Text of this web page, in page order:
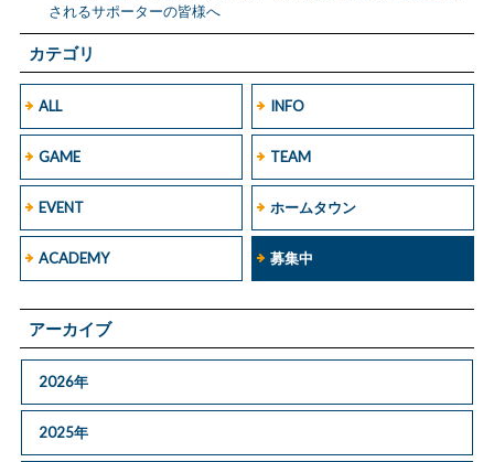
カテゴリ
ALL INFO
GAME TEAM
EVENT ホームタウン
ACADEMY 募集中
アーカイブ
2026年
2025年
されるサポーターの皆様へ